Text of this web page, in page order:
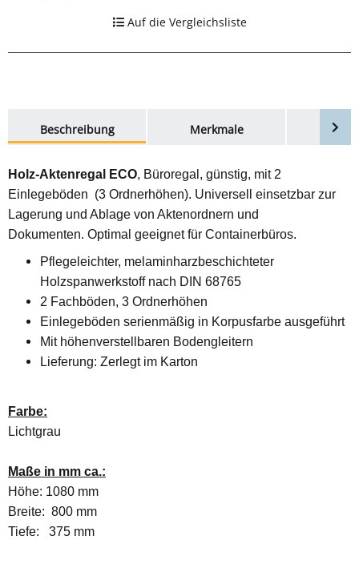
Auf die Vergleichsliste
Beschreibung
Merkmale
Holz-Aktenregal ECO, Büroregal, günstig, mit 2
Einlegeböden (3 Ordnerhöhen). Universell einsetzbar zur
Lagerung und Ablage von Aktenordnern und
Dokumenten. Optimal geeignet für Containerbüros.
Pflegeleichter, melaminharzbeschichteter
Holzspanwerkstoff nach DIN 68765
2 Fachböden, 3 Ordnerhöhen
Einlegeböden serienmäßig in Korpusfarbe ausgeführt
Mit höhenverstellbaren Bodengleitern
Lieferung: Zerlegt im Karton
Farbe:
Lichtgrau
Maße in mm ca.:
Höhe: 1080 mm
Breite: 800 mm
Tiefe: 375 mm